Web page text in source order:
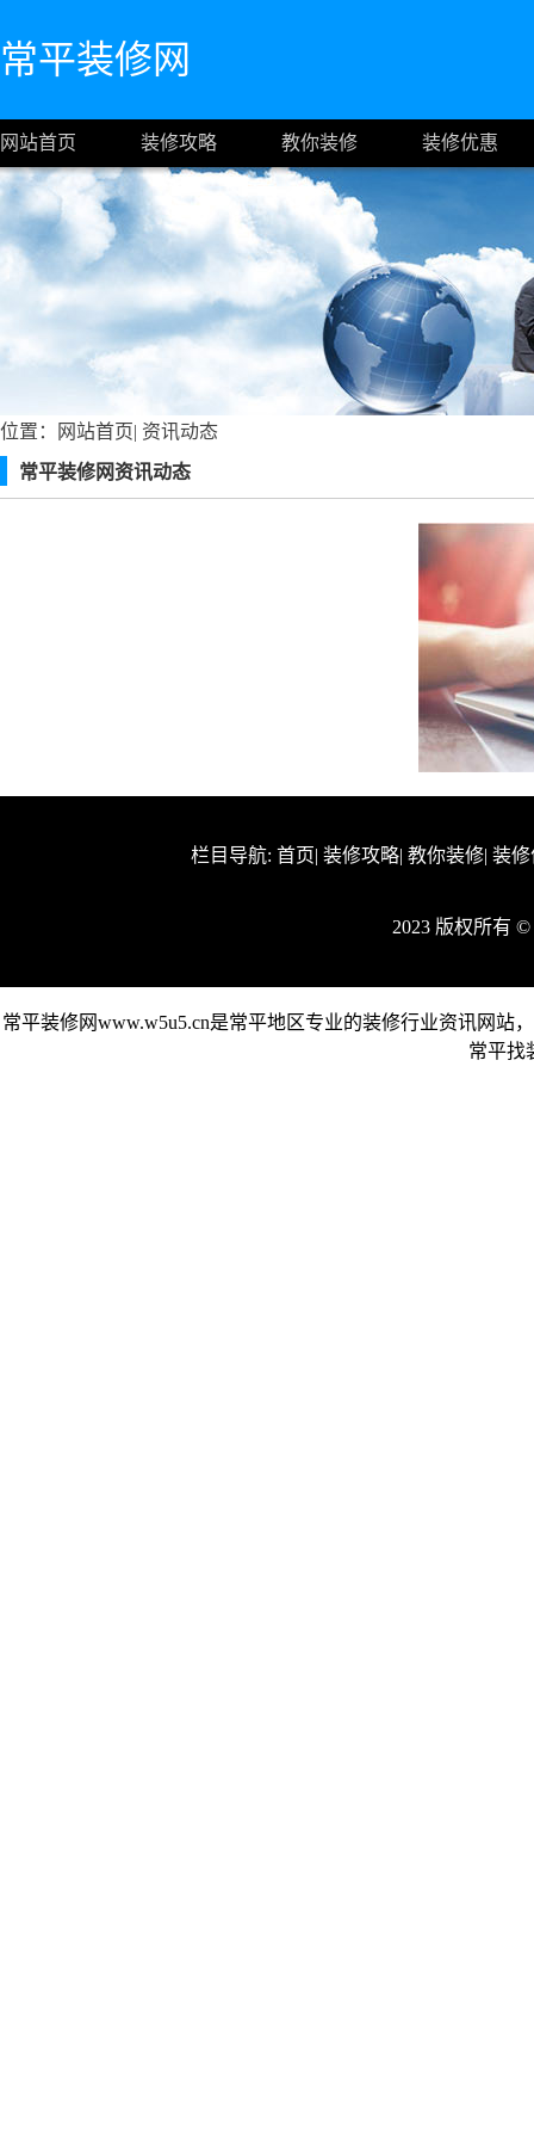
常平装修网
网站首页 装修攻略 教你装修 装修优惠
位置： 网站首页| 资讯动态
常平装修网资讯动态
栏目导航: 首页| 装修攻略| 教你装修| 装
2023 版权所有
常平装修网www.w5u5.cn是常平地区专业的装修行业资讯网
常平找